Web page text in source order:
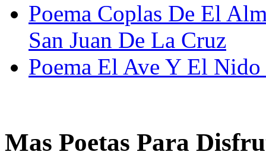
Poema Coplas De El
San Juan De La Cruz
Poema El Ave Y El
Mas Poetas Para